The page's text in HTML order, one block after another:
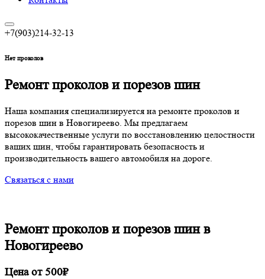
+7(903)214-32-13
Нет проколов
Ремонт проколов и порезов шин
Наша компания специализируется на ремонте проколов и
порезов шин в Новогиреево. Мы предлагаем
высококачественные услуги по восстановлению целостности
ваших шин, чтобы гарантировать безопасность и
производительность вашего автомобиля на дороге.
Связаться с нами
Ремонт проколов и порезов шинв
Новогиреево
Цена от 500₽